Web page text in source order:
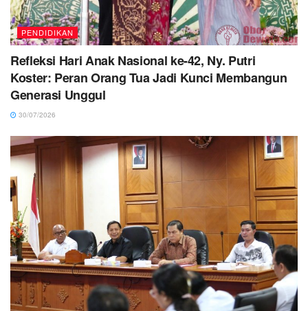
PENDIDIKAN
Refleksi Hari Anak Nasional ke-42, Ny. Putri
Koster: Peran Orang Tua Jadi Kunci Membangun
Generasi Unggul
30/07/2026